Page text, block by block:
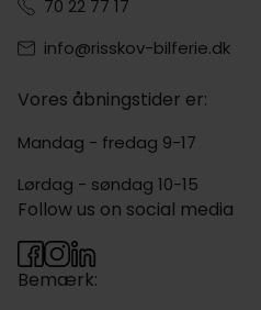
70 22 77 17
info@risskov-bilferie.dk
Vores åbningstider er:
Mandag - fredag 9-17
Lørdag - søndag 10-15
Bemærk:
Follow us on social media